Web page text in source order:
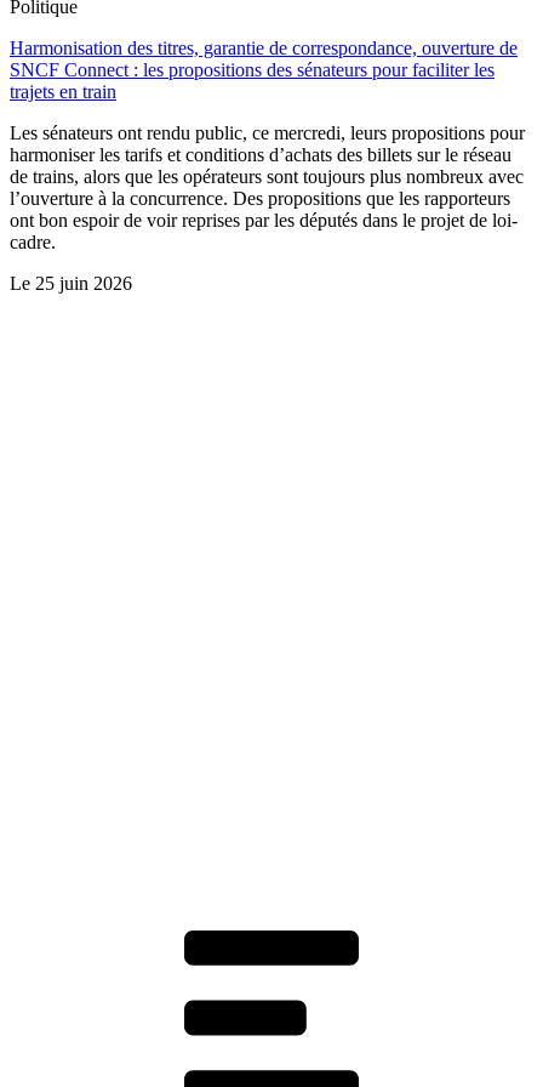
Politique
Harmonisation des titres, garantie de correspondance, ouverture de
SNCF Connect : les propositions des sénateurs pour faciliter les
trajets en train
Les sénateurs ont rendu public, ce mercredi, leurs propositions pour
harmoniser les tarifs et conditions d’achats des billets sur le réseau
de trains, alors que les opérateurs sont toujours plus nombreux avec
l’ouverture à la concurrence. Des propositions que les rapporteurs
ont bon espoir de voir reprises par les députés dans le projet de loi-
cadre.
Le 25 juin 2026